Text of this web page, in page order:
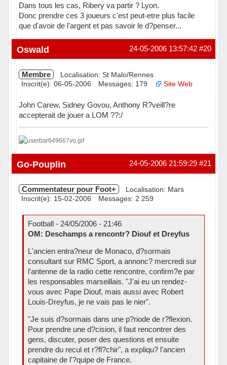
Dans tous les cas, Ribery va partir ? Lyon.
Donc prendre ces 3 joueurs c'est peut-etre plus facile
que d'avoir de l'argent et pas savoir le d?penser...
Hors ligne #20
24-05-2006 13:57:42
Oswald
Membre
Localisation: St Malo/Rennes
Inscrit(e): 06-05-2006
Messages: 179 Site Web
John Carew, Sidney Govou, Anthony R?veill?re
accepterait de jouer a LOM ??:/
Hors ligne #21
24-05-2006 21:59:29
Go-Pouplin
Commentateur pour Foot+
Localisation: Mars
Inscrit(e): 15-02-2006
Messages: 2 259
Football - 24/05/2006 - 21:46
OM: Deschamps a rencontr? Diouf et Dreyfus
L'ancien entra?neur de Monaco, d?sormais
consultant sur RMC Sport, a annonc? mercredi sur
l'antenne de la radio cette rencontre, confirm?e par
les responsables marseillais. "J'ai eu un rendez-
vous avec Pape Diouf, mais aussi avec Robert
Louis-Dreyfus, je ne vais pas le nier".
"Je suis d?sormais dans une p?riode de r?flexion.
Pour prendre une d?cision, il faut rencontrer des
gens, discuter, poser des questions et ensuite
prendre du recul et r?fl?chir", a expliqu? l'ancien
capitaine de l'?quipe de France.